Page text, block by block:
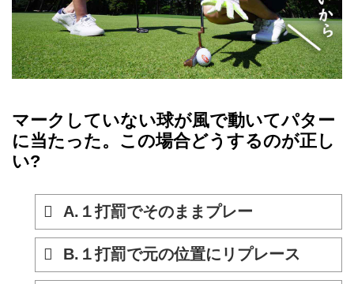
マークしていない球が風で動いてパター
に当たった。この場合どうするのが正し
い?
A.１打罰でそのままプレー
B.１打罰で元の位置にリプレース